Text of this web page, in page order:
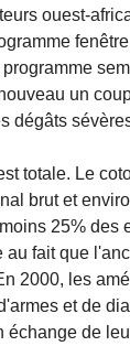
ouest-
un
dégâts
totale. Le
brut et
25% des
au fait que
2000, les
et de
échange de